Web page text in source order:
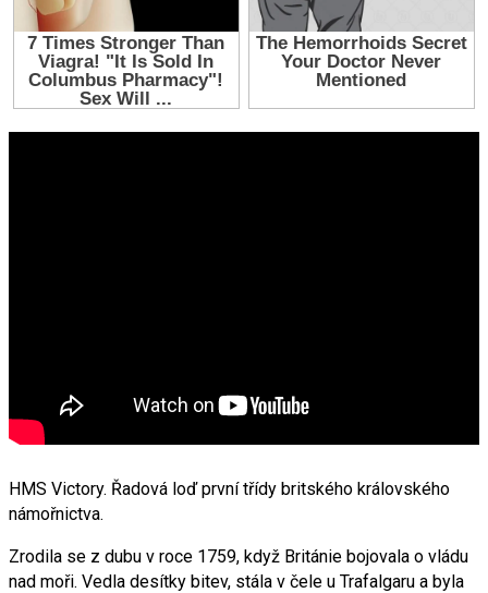
HMS Victory. Řadová loď první třídy britského královského
námořnictva.
Zrodila se z dubu v roce 1759, když Británie bojovala o vládu
nad moři. Vedla desítky bitev, stála v čele u Trafalgaru a byla